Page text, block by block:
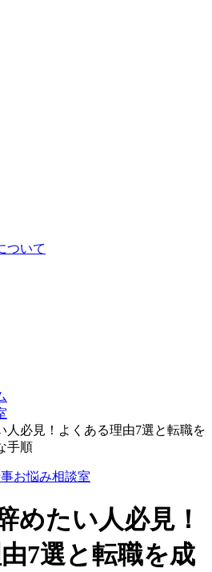
ついて
人必見！よくある理由7選と転職を
手順
お悩み相談室
めたい人必見！
7選と転職を成